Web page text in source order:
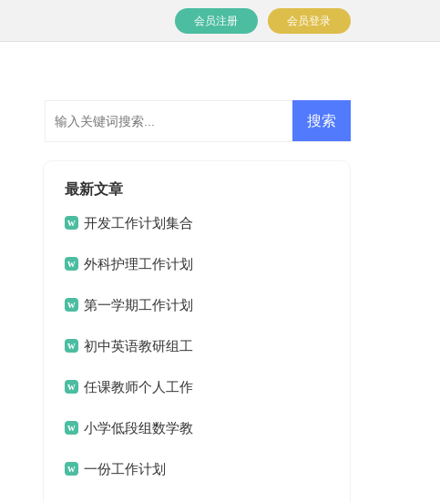
会员登录
会员注册
最新文章
开发工作计划集合
七篇外科护理工作计划
15篇第一学期工作计划
初中英语教研组工
作计划任课教师个人工作
计划小学低段组数学教
研组工作计划
一份工作计划